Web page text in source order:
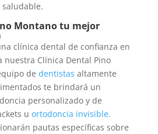
Montano tu mejor
clínica dental de confianza en
nuestra Clínica Dental Pino
de dentistas altamente
te brindará un
personalizado y de
u ortodoncia invisible.
pautas específicas sobre